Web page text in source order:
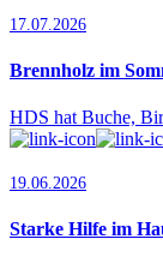
17.07.2026
Brennholz im
HDS hat Buche,
19.06.2026
Starke Hilfe im